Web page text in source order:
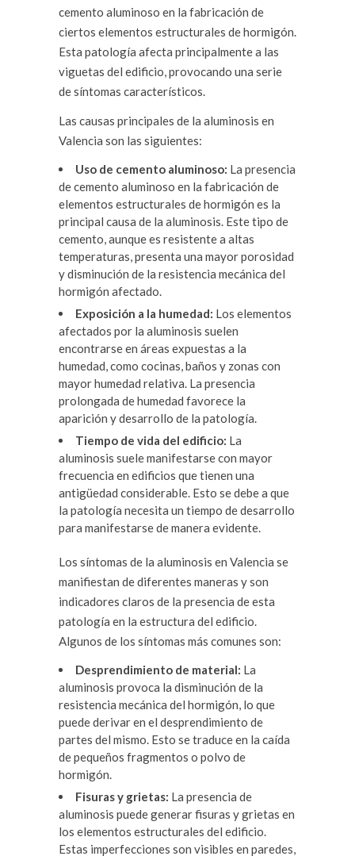
cemento aluminoso en la fabricación de
ciertos elementos estructurales de hormigón.
Esta patología afecta principalmente a las
viguetas del edificio, provocando una serie
de síntomas característicos.
Las causas principales de la aluminosis en
Valencia son las siguientes:
Uso de cemento aluminoso: La presencia
de cemento aluminoso en la fabricación de
elementos estructurales de hormigón es la
principal causa de la aluminosis. Este tipo de
cemento, aunque es resistente a altas
temperaturas, presenta una mayor porosidad
y disminución de la resistencia mecánica del
hormigón afectado.
Exposición a la humedad: Los elementos
afectados por la aluminosis suelen
encontrarse en áreas expuestas a la
humedad, como cocinas, baños y zonas con
mayor humedad relativa. La presencia
prolongada de humedad favorece la
aparición y desarrollo de la patología.
Tiempo de vida del edificio: La
aluminosis suele manifestarse con mayor
frecuencia en edificios que tienen una
antigüedad considerable. Esto se debe a que
la patología necesita un tiempo de desarrollo
para manifestarse de manera evidente.
Los síntomas de la aluminosis en Valencia se
manifiestan de diferentes maneras y son
indicadores claros de la presencia de esta
patología en la estructura del edificio.
Algunos de los síntomas más comunes son:
Desprendimiento de material: La
aluminosis provoca la disminución de la
resistencia mecánica del hormigón, lo que
puede derivar en el desprendimiento de
partes del mismo. Esto se traduce en la caída
de pequeños fragmentos o polvo de
hormigón.
Fisuras y grietas: La presencia de
aluminosis puede generar fisuras y grietas en
los elementos estructurales del edificio.
Estas imperfecciones son visibles en paredes,